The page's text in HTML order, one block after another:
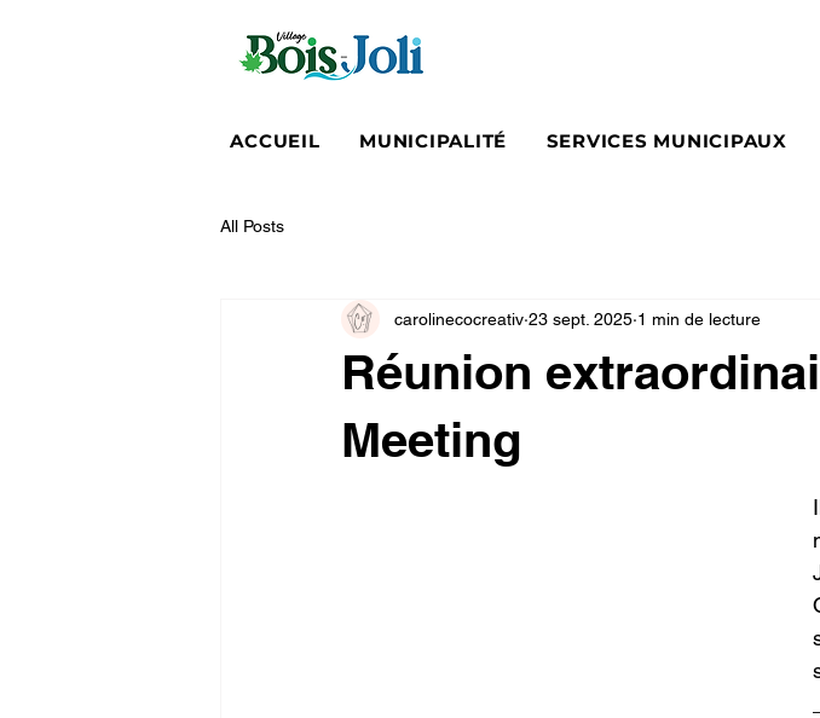
ACCUEIL MUNICIPALITÉ SERVICES MUNICIPAUX
All Posts
Réunion
Meeting
carolinecocreativ 23 sept. 2025 1 min de lecture